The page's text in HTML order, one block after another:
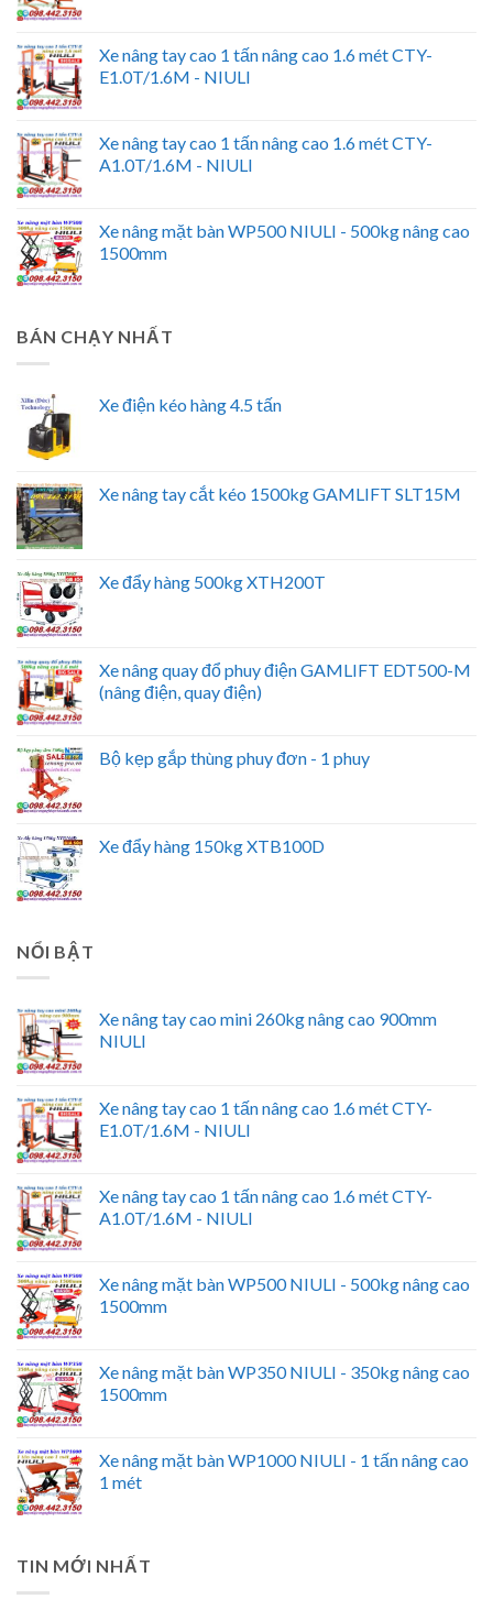
Xe nâng tay cao 1 tấn nâng cao 1.6 mét CTY-
E1.0T/1.6M - NIULI
Xe nâng tay cao 1 tấn nâng cao 1.6 mét CTY-
A1.0T/1.6M - NIULI
Xe nâng mặt bàn WP500 NIULI - 500kg nâng cao
1500mm
BÁN CHẠY NHẤT
Xe điện kéo hàng 4.5 tấn
Xe nâng tay cắt kéo 1500kg GAMLIFT SLT15M
Xe đẩy hàng 500kg XTH200T
Xe nâng quay đổ phuy điện GAMLIFT EDT500-M
(nâng điện, quay điện)
Bộ kẹp gắp thùng phuy đơn - 1 phuy
Xe đẩy hàng 150kg XTB100D
NỔI BẬT
Xe nâng tay cao mini 260kg nâng cao 900mm
NIULI
Xe nâng tay cao 1 tấn nâng cao 1.6 mét CTY-
E1.0T/1.6M - NIULI
Xe nâng tay cao 1 tấn nâng cao 1.6 mét CTY-
A1.0T/1.6M - NIULI
Xe nâng mặt bàn WP500 NIULI - 500kg nâng cao
1500mm
Xe nâng mặt bàn WP350 NIULI - 350kg nâng cao
1500mm
Xe nâng mặt bàn WP1000 NIULI - 1 tấn nâng cao
1 mét
TIN MỚI NHẤT